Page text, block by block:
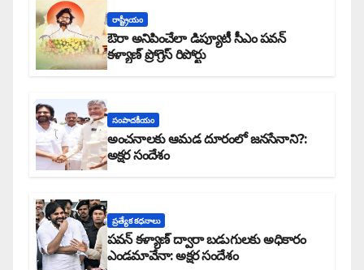
రాష్ట్రీయం
ఔరా అనిపించేలా డిప్యూటీ సీఎం పవన్
కళ్యాణ్ ప్రోగ్రెస్ రిపోర్టు
సంపాదకీయం
అంచనాలకు ఆమడ దూరంలో జనసేనాని?:
అక్షర సందేశం
ప్రత్యేక కధనాలు
పవన్ కళ్యాణ్ ద్వారా బడుగులకు అధికారం
ఎండమావేనా: అక్షర సందేశం